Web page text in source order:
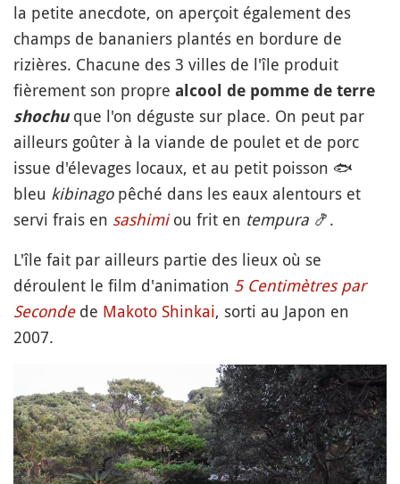
la petite anecdote, on aperçoit également des
champs de bananiers plantés en bordure de
rizières. Chacune des 3 villes de l'île produit
fièrement son propre alcool de pomme de terre
shochu que l'on déguste sur place. On peut par
ailleurs goûter à la viande de poulet et de porc
issue d'élevages locaux, et au petit poisson 🐟
bleu kibinagopêché dans les eaux alentours et
servi frais en sashimi ou frit en tempura 🍤.
L'île fait par ailleurs partie des lieux où se
déroulent le film d'animation 5 Centimètres par
Secondede Makoto Shinkai, sorti au Japon en
2007.